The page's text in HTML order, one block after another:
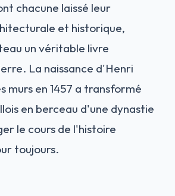
chacune laissé leur
et historique,
un véritable livre
La naissance d'Henri
murs en 1457 a transformé
en berceau d'une dynastie
le cours de l'histoire
toujours.